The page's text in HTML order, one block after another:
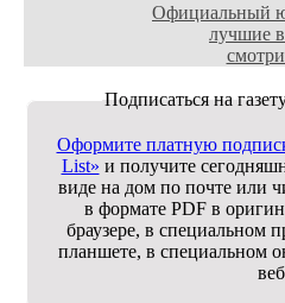
Официальный
лучшие
Подписаться на
Оформите платную
List» и получите
виде на дом по почте или
в формате PDF в
браузере, в специальном
планшете, в специальном